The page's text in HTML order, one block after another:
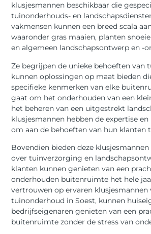
klusjesmannen beschikbaar die
tuinonderhouds- en
vakmensen kunnen een breed scala
waaronder gras maaien, planten
en algemeen landschapsontwerp en -
Ze begrijpen de unieke behoeften van
kunnen oplossingen op maat bieden
specifieke kenmerken van elke
gaat om het onderhouden van een
het beheren van een uitgestrekt
klusjesmannen hebben de expertise
om aan de behoeften van hun klanten
Bovendien bieden deze
over tuinverzorging en
klanten kunnen genieten van een
onderhouden buitenruimte het hele
vertrouwen op ervaren klusjesmannen
tuinonderhoud in Soest, kunnen
bedrijfseigenaren genieten van een
buitenruimte zonder de stress van